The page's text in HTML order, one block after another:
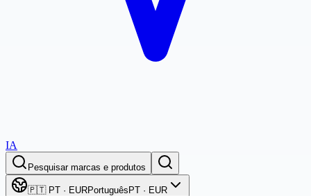
IA
Pesquisar marcas e produtos
🇵🇹 PT · EURPortuguês PT · EUR